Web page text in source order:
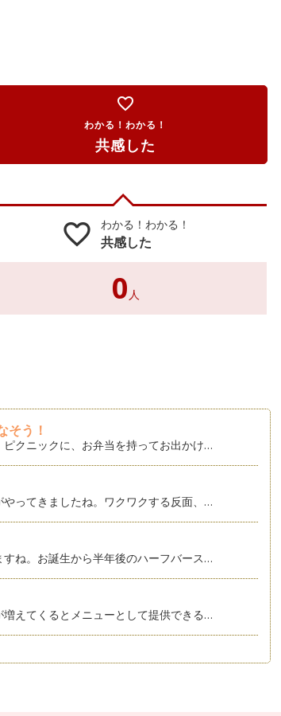
favorite_border
わかる！わかる！
共感した
favorite_border わかる！わかる！
共感した
0 人
そう！
クニックに、お弁当を持ってお出かけ…
ってきましたね。ワクワクする反面、…
ね。お誕生から半年後のハーフバース…
えてくるとメニューとして提供できる…